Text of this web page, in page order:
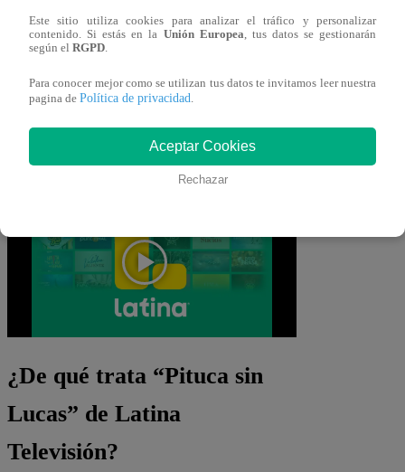
Mira AQUÍ el capítulo 59 de
“Pituca Sin Lucas” EN
VIVO
¿De qué trata “Pituca sin
Lucas” de Latina
Televisión?
Este sitio utiliza cookies para analizar el tráfico y personalizar
contenido. Si estás en la Unión Europea , tus datos se gestionarán
según el RGPD
Para conocer mejor como se utilizan tus datos te invitamos leer nuestra
pagina de Política de privacidad
Aceptar Cookies
Rechazar